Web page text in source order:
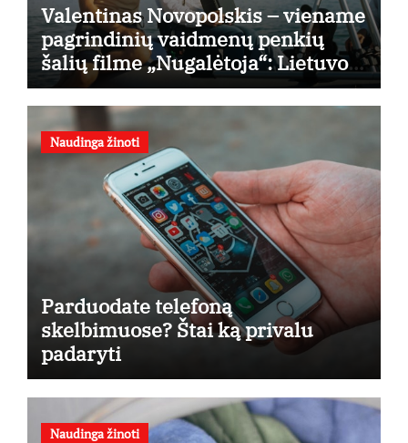
Valentinas Novopolskis – viename
pagrindinių vaidmenų penkių
šalių filme „Nugalėtoja“: Lietuvos
kino teatruose – nuo rugpjūčio 7-
osios
Naudinga žinoti
Parduodate telefoną
skelbimuose? Štai ką privalu
padaryti
Naudinga žinoti